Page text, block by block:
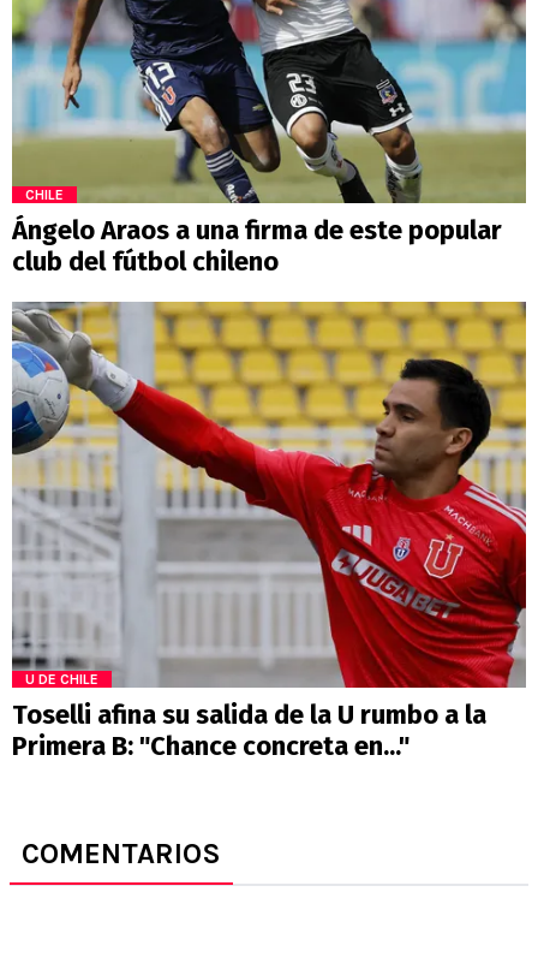
CHILE
Ángelo Araos a una firma de este popular
club del fútbol chileno
U DE CHILE
Toselli afina su salida de la U rumbo a la
Primera B: "Chance concreta en..."
COMENTARIOS